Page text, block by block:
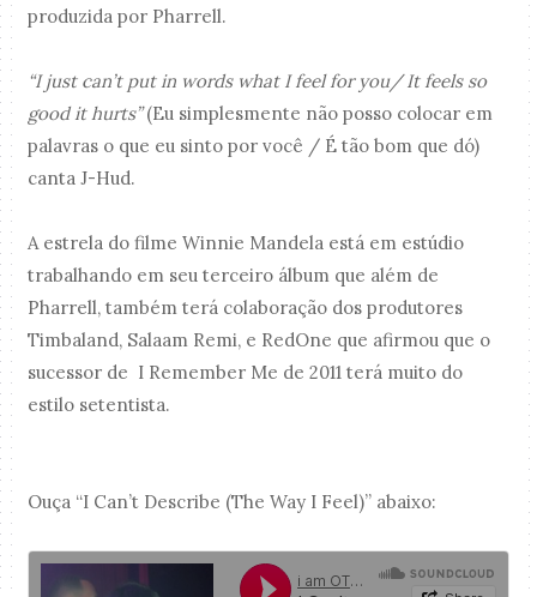
produzida por Pharrell.
“I just can’t put in words what I feel for you/ It feels so
good it hurts”(Eu simplesmente não posso colocar em
palavras o que eu sinto por você / É tão bom que dó)
canta J-Hud.
A estrela do filme Winnie Mandela está em estúdio
trabalhando em seu terceiro álbum que além de
Pharrell, também terá colaboração dos produtores
Timbaland, Salaam Remi, e RedOne que afirmou que o
sucessor de I Remember Me de 2011 terá muito do
estilo setentista.
Ouça “I Can’t Describe (The Way I Feel)” abaixo: